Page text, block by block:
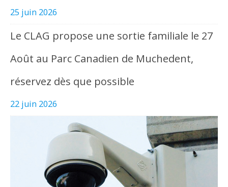
25 juin 2026
Le CLAG propose une sortie familiale le 27
Août au Parc Canadien de Muchedent,
réservez dès que possible
22 juin 2026